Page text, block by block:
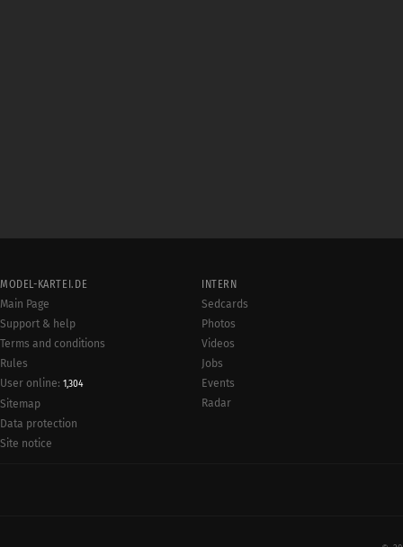
MODEL-KARTEI.DE
Main Page
Support & help
Terms and conditions
Rules
User online: 1,304
Sitemap
Data protection
Site notice
INTERN
Sedcards
Photos
Videos
Jobs
Events
Radar